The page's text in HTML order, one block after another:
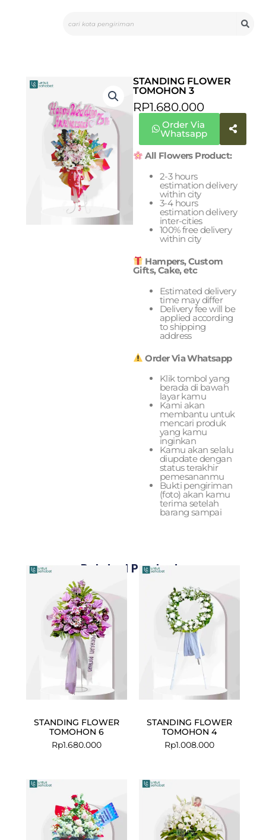
STANDING FLOWER
TOMOHON 3
RP1.680.000
Order Via
Whatsapp
All Flowers Product:
2-3 hours
estimation delivery
within city
3-4 hours
estimation delivery
inter-cities
100% free delivery
within city
Hampers, Custom
Gifts, Cake, etc
Estimated delivery
time may differ
Delivery fee will be
applied according
to shipping
address
Order Via Whatsapp
Klik tombol yang
berada di bawah
layar kamu
Kami akan
membantu untuk
mencari produk
yang kamu
inginkan
Kamu akan selalu
diupdate dengan
status terakhir
pemesananmu
Bukti pengiriman
(foto) akan kamu
terima setelah
barang sampai
Related Products
STANDING FLOWER
TOMOHON 6
Rp1.680.000
STANDING FLOWER
TOMOHON 4
Rp1.008.000